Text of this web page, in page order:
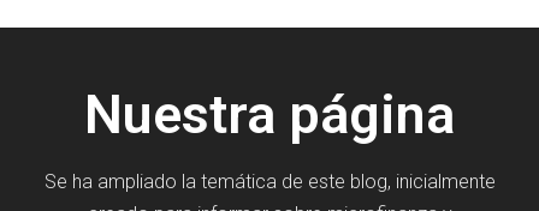
Nuestra página
Se ha ampliado la temática de este blog, inicialmente